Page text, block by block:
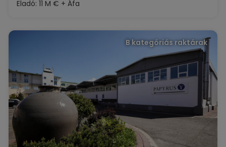
Eladó: 11 M € + Áfa
B kategóriás raktárak